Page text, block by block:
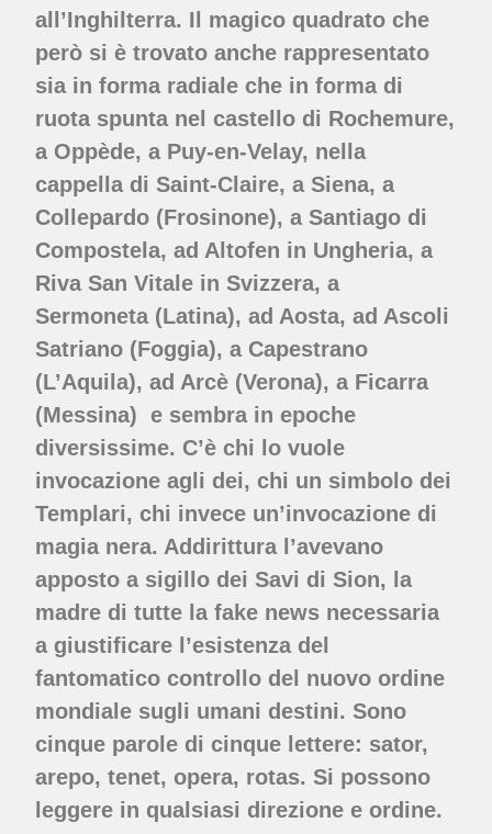
all’Inghilterra. Il magico quadrato che
però si è trovato anche rappresentato
sia in forma radiale che in forma di
ruota spunta nel castello di Rochemure,
a Oppède, a Puy-en-Velay, nella
cappella di Saint-Claire, a Siena, a
Collepardo (Frosinone), a Santiago di
Compostela, ad Altofen in Ungheria, a
Riva San Vitale in Svizzera, a
Sermoneta (Latina), ad Aosta, ad Ascoli
Satriano (Foggia), a Capestrano
(L’Aquila), ad Arcè (Verona), a Ficarra
(Messina) e sembra in epoche
diversissime. C’è chi lo vuole
invocazione agli dei, chi un simbolo dei
Templari, chi invece un’invocazione di
magia nera. Addirittura l’avevano
apposto a sigillo dei Savi di Sion, la
madre di tutte la fake news necessaria
a giustificare l’esistenza del
fantomatico controllo del nuovo ordine
mondiale sugli umani destini. Sono
cinque parole di cinque lettere: sator,
arepo, tenet, opera, rotas. Si possono
leggere in qualsiasi direzione e ordine.